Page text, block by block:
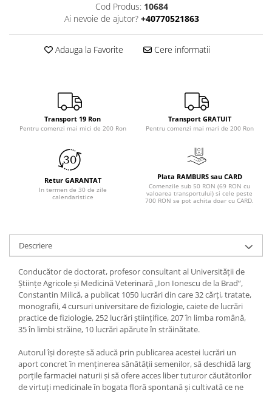
Cod Produs: 10684
Ai nevoie de ajutor? +40770521863
Adauga la Favorite Cere informatii
Transport 19 Ron
Pentru comenzi mai mici de 200 Ron
Transport GRATUIT
Pentru comenzi mai mari de 200 Ron
Retur GARANTAT
In termen de 30 de zile
calendaristice
Plata RAMBURS sau CARD
Comenzile sub 50 RON (69 RON cu
valoarea transportului) si cele peste
700 RON se pot achita doar cu CARD.
Descriere
Conducător de doctorat, profesor consultant al Universităţii de
Ştiinţe Agricole şi Medicină Veterinară „Ion Ionescu de la Brad”,
Constantin Milică, a publicat 1050 lucrări din care 32 cărţi, tratate,
monografii, 4 cursuri universitare de fiziologie, caiete de lucrări
practice de fiziologie, 252 lucrări ştiinţifice, 207 în limba română,
35 în limbi străine, 10 lucrări apărute în străinătate.
Autorul îşi doreşte să aducă prin publicarea acestei lucrări un
aport concret în menţinerea sănătăţii semenilor, să deschidă larg
porţile farmaciei naturii şi să ofere acces liber tuturor căutătorilor
de virtuţi medicinale în bogata floră spontană şi cultivată ce ne